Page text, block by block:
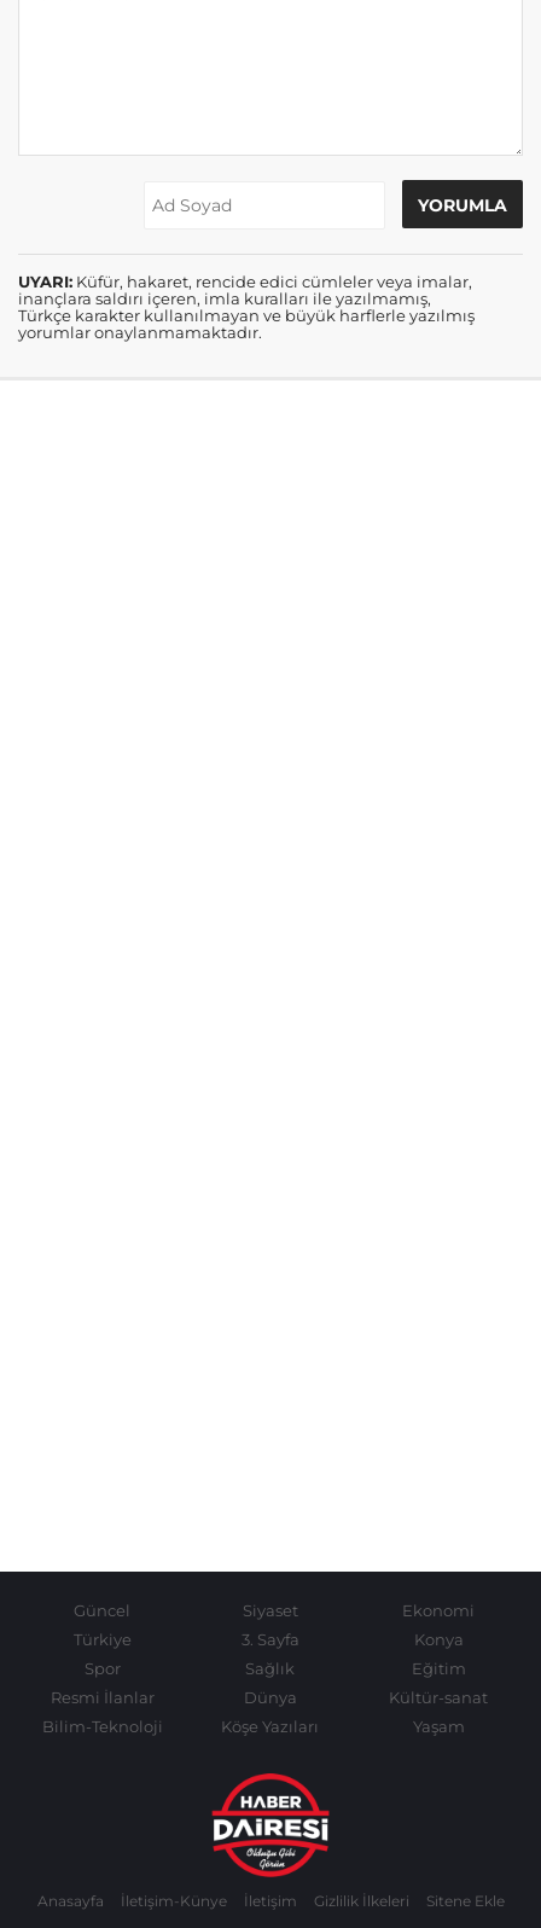
UYARI: Küfür, hakaret, rencide edici cümleler veya imalar,
inançlara saldırı içeren, imla kuralları ile yazılmamış,
Türkçe karakter kullanılmayan ve büyük harflerle yazılmış
yorumlar onaylanmamaktadır.
Güncel Siyaset
Ekonomi
Türkiye
3. Sayfa
Konya
Spor
Sağlık
Eğitim
Resmi İlanlar
Dünya
Kültür-sanat
Bilim-Teknoloji
Köşe Yazıları Yaşam
Anasayfa İletişim-Künye İletişim Gizlilik İlkeleri Sitene Ekle